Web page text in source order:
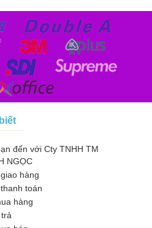
đến với Cty TNHH TM
NGỌC
hàng
toán
hàng